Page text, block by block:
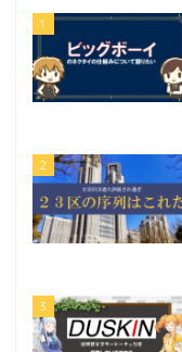
1
2
3